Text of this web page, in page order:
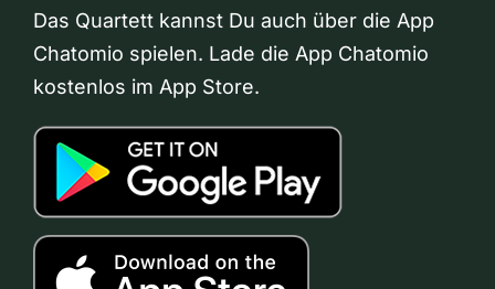
Das Quartett kannst Du auch über die App
Chatomio spielen. Lade die App Chatomio
kostenlos im App Store.